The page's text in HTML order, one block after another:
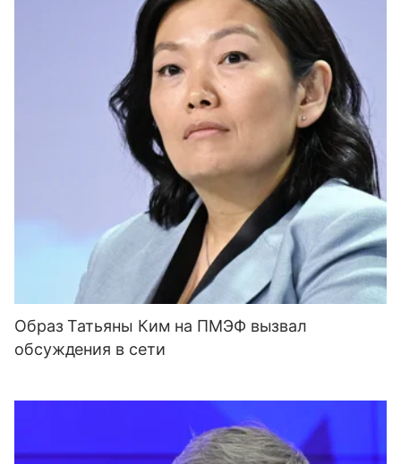
Образ Татьяны Ким на ПМЭФ вызвал
обсуждения в сети